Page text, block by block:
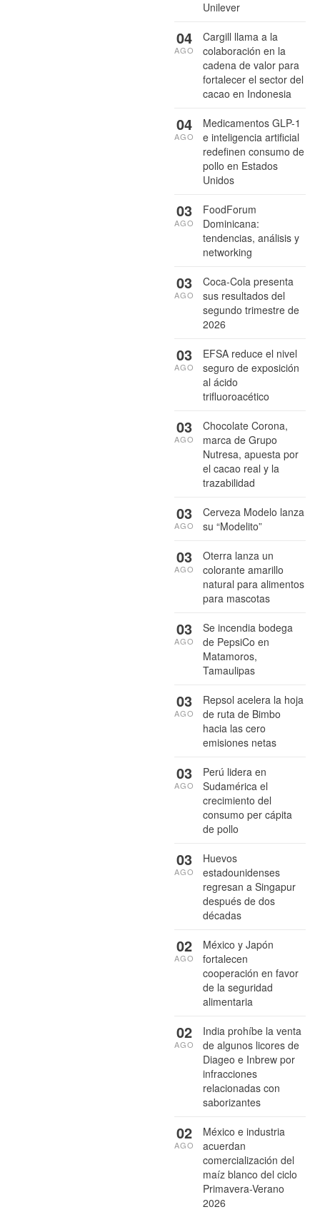
Unilever
Cargill llama a la
colaboración en la
cadena de valor para
fortalecer el sector del
cacao en Indonesia
04
AGO
Medicamentos GLP-1
e inteligencia artificial
redefinen consumo de
pollo en Estados
Unidos
04
AGO
FoodForum
Dominicana:
tendencias, análisis y
networking
03
AGO
Coca-Cola presenta
sus resultados del
segundo trimestre de
2026
03
AGO
EFSA reduce el nivel
seguro de exposición
al ácido
trifluoroacético
03
AGO
Chocolate Corona,
marca de Grupo
Nutresa, apuesta por
el cacao real y la
trazabilidad
03
AGO
Cerveza Modelo lanza
su “Modelito”
03
AGO
Oterra lanza un
colorante amarillo
natural para alimentos
para mascotas
03
AGO
Se incendia bodega
de PepsiCo en
Matamoros,
Tamaulipas
03
AGO
Repsol acelera la hoja
de ruta de Bimbo
hacia las cero
emisiones netas
03
AGO
Perú lidera en
Sudamérica el
crecimiento del
consumo per cápita
de pollo
03
AGO
Huevos
estadounidenses
regresan a Singapur
después de dos
décadas
03
AGO
México y Japón
fortalecen
cooperación en favor
de la seguridad
alimentaria
02
AGO
India prohíbe la venta
de algunos licores de
Diageo e Inbrew por
infracciones
relacionadas con
saborizantes
02
AGO
México e industria
acuerdan
comercialización del
maíz blanco del ciclo
Primavera-Verano
2026
02
AGO